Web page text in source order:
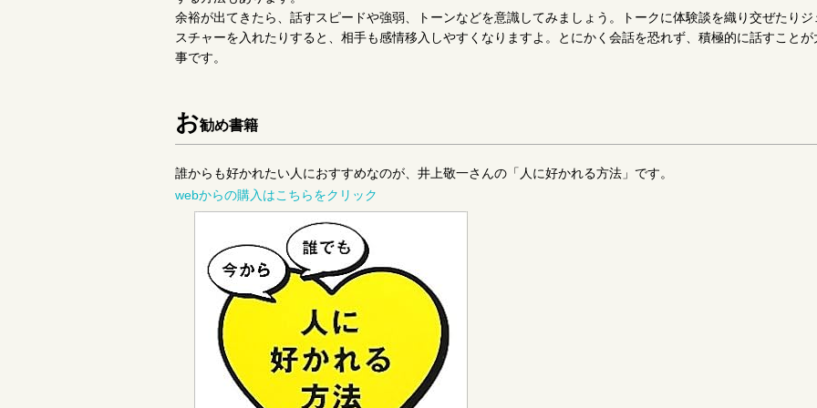
余裕が出てきたら、話すスピードや強弱、トーンなどを意識してみましょう。トークに体験談を織り交ぜたりジ
スチャーを入れたりすると、相手も感情移入しやすくなりますよ。とにかく会話を恐れず、積極的に話すことが
事です。
お勧め書籍
誰からも好かれたい人におすすめなのが、井上敬一さんの「人に好かれる方法」です。
webからの購入はこちらをクリック